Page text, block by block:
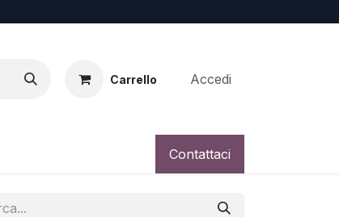
Carrello Accedi
Contattaci